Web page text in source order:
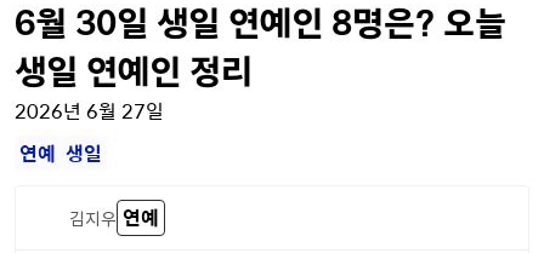
6월 30일 생일 연예인 8명은? 오늘
생일 연예인 정리
2026년 6월 27일
연예 생일
김지우 연예